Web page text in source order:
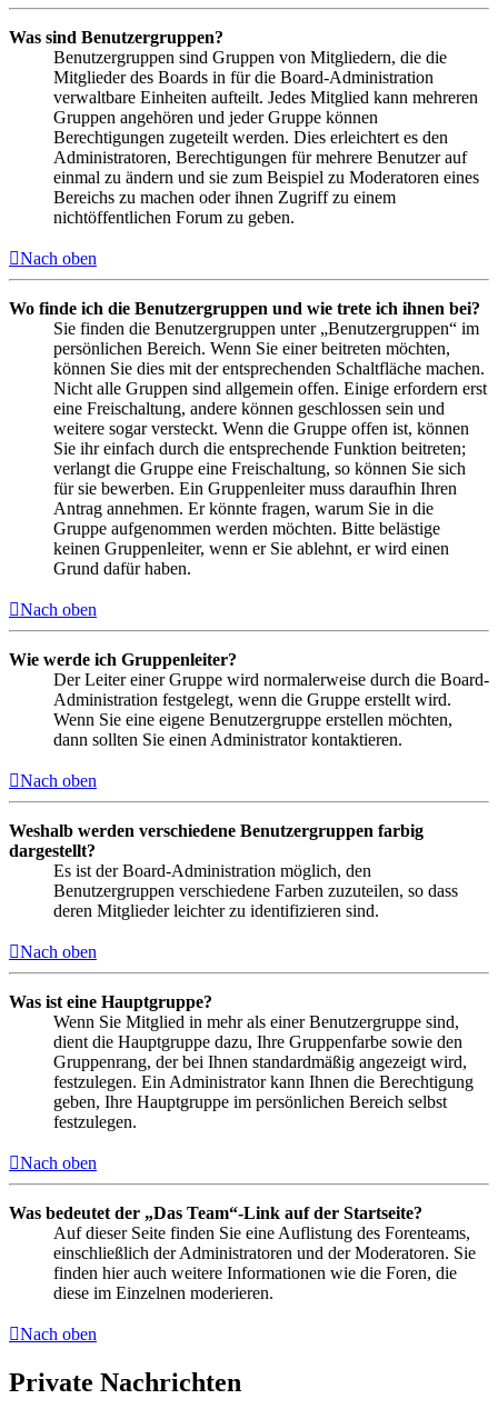
Was sind Benutzergruppen?
Benutzergruppen sind Gruppen von Mitgliedern, die die
Mitglieder des Boards in für die Board-Administration
verwaltbare Einheiten aufteilt. Jedes Mitglied kann mehreren
Gruppen angehören und jeder Gruppe können
Berechtigungen zugeteilt werden. Dies erleichtert es den
Administratoren, Berechtigungen für mehrere Benutzer auf
einmal zu ändern und sie zum Beispiel zu Moderatoren eines
Bereichs zu machen oder ihnen Zugriff zu einem
nichtöffentlichen Forum zu geben.
Nach oben
Wo finde ich die Benutzergruppen und wie trete ich ihnen bei?
Sie finden die Benutzergruppen unter „Benutzergruppen“ im
persönlichen Bereich. Wenn Sie einer beitreten möchten,
können Sie dies mit der entsprechenden Schaltfläche machen.
Nicht alle Gruppen sind allgemein offen. Einige erfordern erst
eine Freischaltung, andere können geschlossen sein und
weitere sogar versteckt. Wenn die Gruppe offen ist, können
Sie ihr einfach durch die entsprechende Funktion beitreten;
verlangt die Gruppe eine Freischaltung, so können Sie sich
für sie bewerben. Ein Gruppenleiter muss daraufhin Ihren
Antrag annehmen. Er könnte fragen, warum Sie in die
Gruppe aufgenommen werden möchten. Bitte belästige
keinen Gruppenleiter, wenn er Sie ablehnt, er wird einen
Grund dafür haben.
Nach oben
Wie werde ich Gruppenleiter?
Der Leiter einer Gruppe wird normalerweise durch die Board-
Administration festgelegt, wenn die Gruppe erstellt wird.
Wenn Sie eine eigene Benutzergruppe erstellen möchten,
dann sollten Sie einen Administrator kontaktieren.
Nach oben
Weshalb werden verschiedene Benutzergruppen farbig
dargestellt?
Es ist der Board-Administration möglich, den
Benutzergruppen verschiedene Farben zuzuteilen, so dass
deren Mitglieder leichter zu identifizieren sind.
Nach oben
Was ist eine Hauptgruppe?
Wenn Sie Mitglied in mehr als einer Benutzergruppe sind,
dient die Hauptgruppe dazu, Ihre Gruppenfarbe sowie den
Gruppenrang, der bei Ihnen standardmäßig angezeigt wird,
festzulegen. Ein Administrator kann Ihnen die Berechtigung
geben, Ihre Hauptgruppe im persönlichen Bereich selbst
festzulegen.
Nach oben
Was bedeutet der „Das Team“-Link auf der Startseite?
Auf dieser Seite finden Sie eine Auflistung des Forenteams,
einschließlich der Administratoren und der Moderatoren. Sie
finden hier auch weitere Informationen wie die Foren, die
diese im Einzelnen moderieren.
Nach oben
Private Nachrichten